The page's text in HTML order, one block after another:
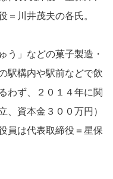
＝川井茂夫の各氏。
」などの菓子製造・
駅構内や駅前などで飲
わず、２０１４年に関
、資本金３００万円）
員は代表取締役＝星保